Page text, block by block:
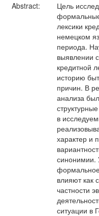
Abstract:
Цель
лексики
немецком
периода.
выявлении
кредитной
историю
причин. В
анализа
в
характер и
синонимии.
влияют как
частности
ситуации в